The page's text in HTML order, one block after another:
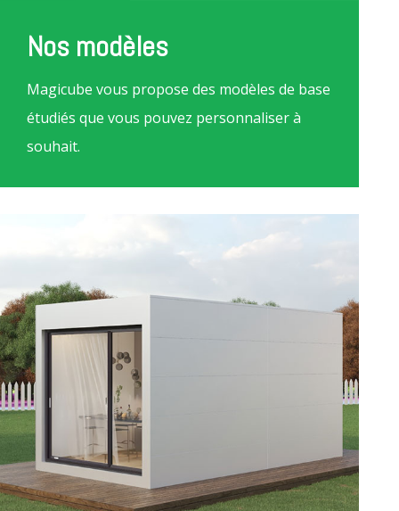
Nos modèles
Magicube vous propose des modèles de base
étudiés que vous pouvez personnaliser à
souhait.
Cube Starter